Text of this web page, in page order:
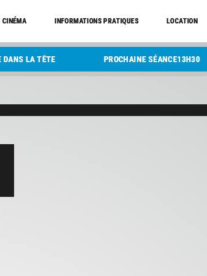
CINÉMA INFORMATIONS PRATIQUES LOCATION
DANS LA TÊTE PROCHAINE SÉANCE13H30